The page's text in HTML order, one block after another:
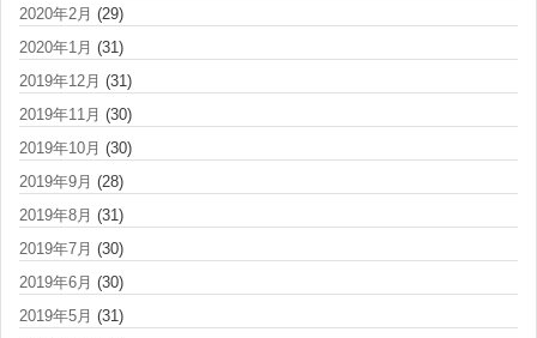
2020年2月 (29)
2020年1月 (31)
2019年12月 (31)
2019年11月 (30)
2019年10月 (30)
2019年9月 (28)
2019年8月 (31)
2019年7月 (30)
2019年6月 (30)
2019年5月 (31)